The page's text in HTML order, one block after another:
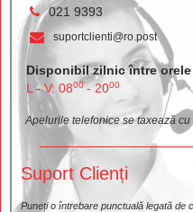
021 9393
suportclienti@ro.post
Disponibil zilnic între orele
L - V: 0800- 2000
Apelurile telefonice se taxează cu
Suport Clienți
Puneți o întrebare punctuală legată